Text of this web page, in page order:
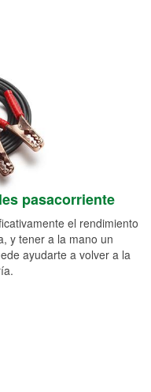
pasacorriente
el rendimiento
y tener a la mano un
ayudarte a volver a la